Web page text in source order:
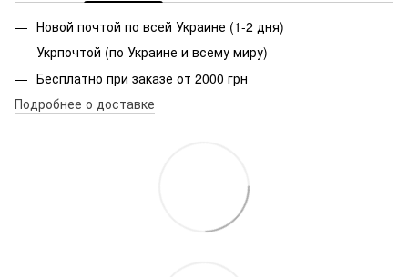
Новой почтой по всей Украине (1-2 дня)
Укрпочтой (по Украине и всему миру)
Бесплатно при заказе от 2000 грн
Подробнее о доставке